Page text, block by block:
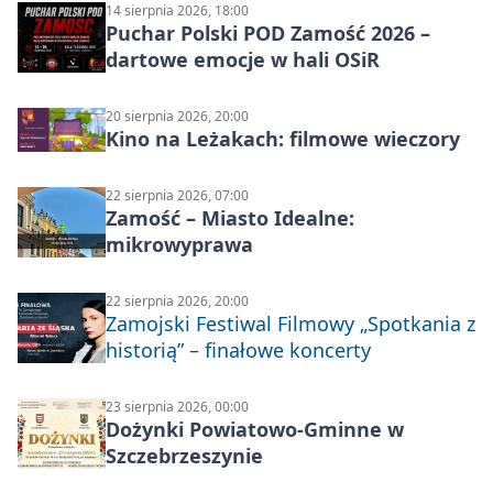
14 sierpnia 2026, 18:00
Puchar Polski POD Zamość 2026 –
dartowe emocje w hali OSiR
20 sierpnia 2026, 20:00
Kino na Leżakach: filmowe wieczory
22 sierpnia 2026, 07:00
Zamość – Miasto Idealne:
mikrowyprawa
22 sierpnia 2026, 20:00
Zamojski Festiwal Filmowy „Spotkania z
historią” – finałowe koncerty
23 sierpnia 2026, 00:00
Dożynki Powiatowo-Gminne w
Szczebrzeszynie